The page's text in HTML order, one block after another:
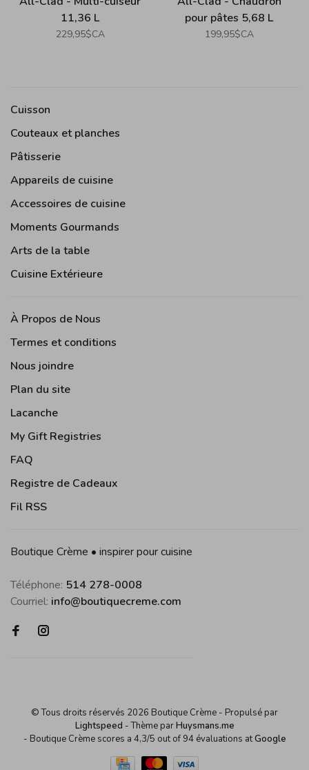
11,36 L
229,95$CA
pour pâtes 5,68 L
199,95$CA
Cuisson
Couteaux et planches
Pâtisserie
Appareils de cuisine
Accessoires de cuisine
Moments Gourmands
Arts de la table
Cuisine Extérieure
À Propos de Nous
Termes et conditions
Nous joindre
Plan du site
Lacanche
My Gift Registries
FAQ
Registre de Cadeaux
Fil RSS
Boutique Crème • inspirer pour cuisine
Téléphone: 514 278-0008
Courriel: info@boutiquecreme.com
© Tous droits réservés 2026 Boutique Crème - Propulsé par
Lightspeed - Thème parHuysmans.me
- Boutique Crème scores a 4,3/5 out of94 évaluations atGoogle